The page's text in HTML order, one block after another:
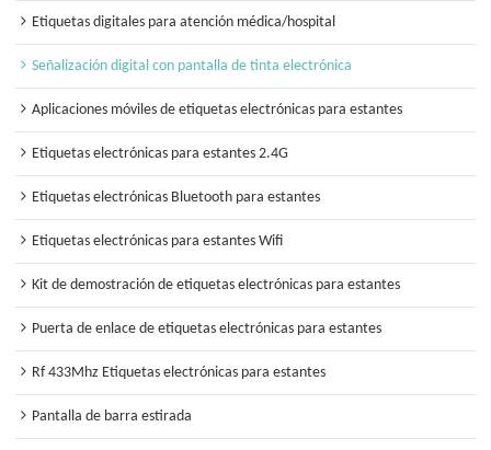
Etiquetas digitales para atención médica/hospital
Señalización digital con pantalla de tinta electrónica
Aplicaciones móviles de etiquetas electrónicas para estantes
Etiquetas electrónicas para estantes 2.4G
Etiquetas electrónicas Bluetooth para estantes
Etiquetas electrónicas para estantes Wifi
Kit de demostración de etiquetas electrónicas para estantes
Puerta de enlace de etiquetas electrónicas para estantes
Rf 433Mhz Etiquetas electrónicas para estantes
Pantalla de barra estirada